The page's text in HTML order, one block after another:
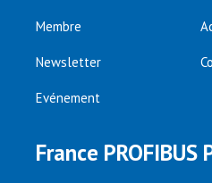
Membre
Newsletter
Evénement
France PROFIBUS